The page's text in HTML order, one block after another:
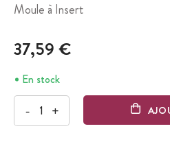
Moule à Insert
37,59 €
En stock
- +